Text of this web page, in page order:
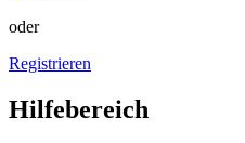
oder
Registrieren
Hilfebereich